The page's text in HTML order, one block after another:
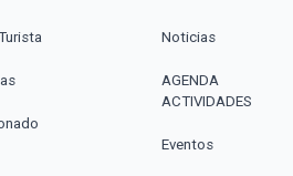
Noticias
AGENDA
ACTIVIDADES
Eventos